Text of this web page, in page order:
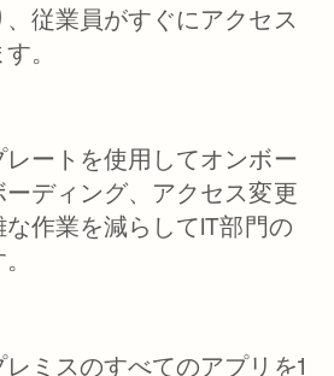
従業員がすぐにアクセス
。
レートを使用してオンボー
ディング、アクセス変更
作業を減らしてIT部門の
ミスのすべてのアプリを1